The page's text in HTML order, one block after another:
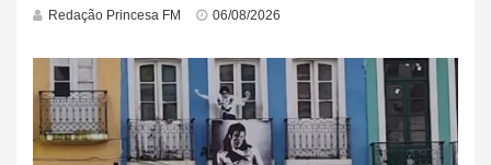
Redação Princesa FM 06/08/2026